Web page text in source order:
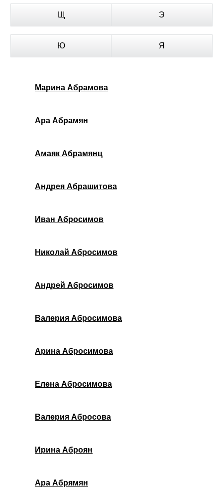
Щ Э
Ю Я
Марина Абрамова
Ара Абрамян
Амаяк Абрамянц
Андрея Абрашитова
Иван Абросимов
Николай Абросимов
Андрей Абросимов
Валерия Абросимова
Арина Абросимова
Елена Абросимова
Валерия Абросова
Ирина Аброян
Ара Абрямян